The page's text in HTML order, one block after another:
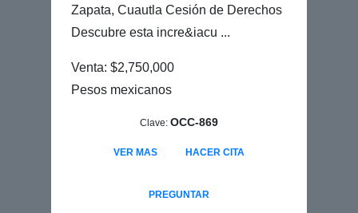
Zapata, Cuautla Cesión de Derechos
Descubre esta incre&iacu ...
Venta: $2,750,000
Pesos mexicanos
Clave: OCC-869
VER MAS HACER CITA
PREGUNTAR